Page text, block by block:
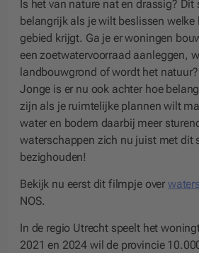
Is het van nature nat en drassig? Dit
belangrijk als je wilt beslissen welke
gebied krijgt. Ga je er woningen
een zoetwatervoorraad aanleggen,
landbouwgrond of wordt het
Jonge is er nu ook achter hoe
zijn als je ruimtelijke plannen wilt
water en bodem daarbij meer
waterschappen zich nu juist met dit
bezighouden!
Bekijk nu eerst dit filmpje over
NOS.
In de regio Utrecht speelt het
2021 en 2024 wil de provincie